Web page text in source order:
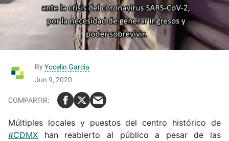
By Yocelin Garcia
Jun 9, 2020
Múltiples locales y puestos del centro histórico de
#CDMX han reabierto al público a pesar de las